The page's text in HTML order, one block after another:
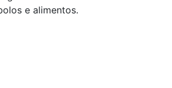
e alimentos.